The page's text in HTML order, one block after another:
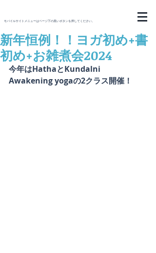
モバイルサイトメニューはページ下の黒いボタンを押してください。
新年恒例！！ヨガ初め+書
初め+お雑煮会2024
今年はHathaとKundalni
Awakening yogaの2クラス開催！